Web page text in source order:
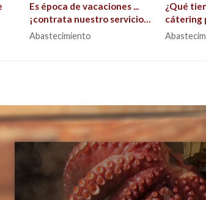
Es época de vacaciones ...
¡contrata nuestro servicio
de catering!
Abastecimiento
¿Qué
cátering